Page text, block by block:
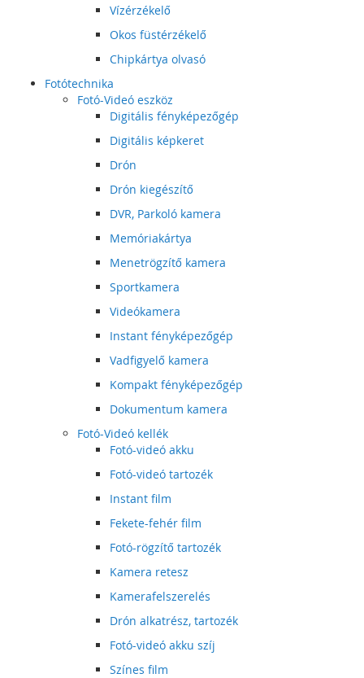
Vízérzékelő
Okos füstérzékelő
Chipkártya olvasó
Fotótechnika
Fotó-Videó eszköz
Digitális fényképezőgép
Digitális képkeret
Drón
Drón kiegészítő
DVR, Parkoló kamera
Memóriakártya
Menetrögzítő kamera
Sportkamera
Videókamera
Instant fényképezőgép
Vadfigyelő kamera
Kompakt fényképezőgép
Dokumentum kamera
Fotó-Videó kellék
Fotó-videó akku
Fotó-videó tartozék
Instant film
Fekete-fehér film
Fotó-rögzítő tartozék
Kamera retesz
Kamerafelszerelés
Drón alkatrész, tartozék
Fotó-videó akku szíj
Színes film